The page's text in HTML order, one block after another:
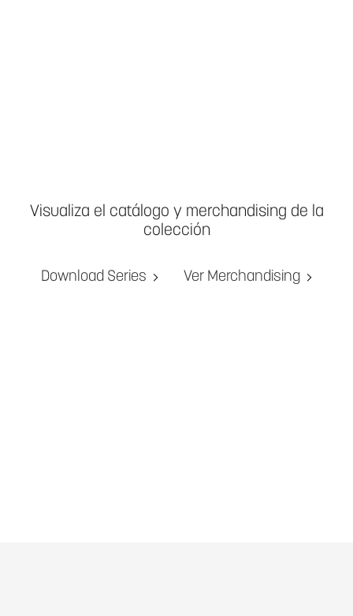
Visualiza el catálogo y merchandising de la
colección
Download Series Ver Merchandising